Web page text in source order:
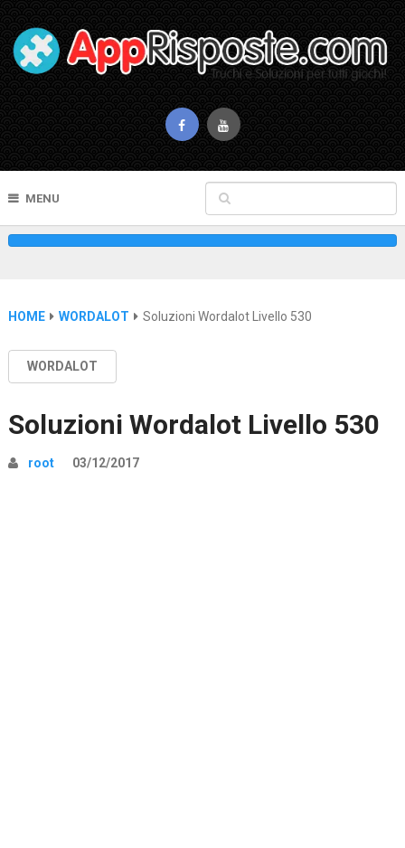
MENU
HOME WORDALOT Soluzioni Wordalot Livello 530
WORDALOT
Soluzioni Wordalot Livello 530
root 03/12/2017